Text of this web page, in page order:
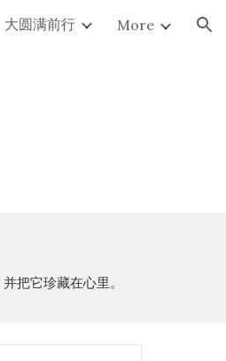
大圆满前行 More
把它珍藏在心里。